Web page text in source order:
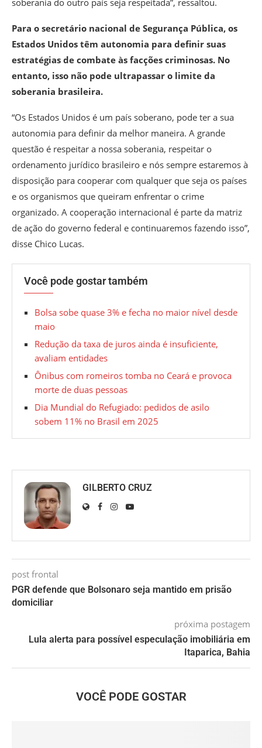
soberania do outro país seja respeitada”, ressaltou.
Para o secretário nacional de Segurança Pública, os
Estados Unidos têm autonomia para definir suas
estratégias de combate às facções criminosas. No
entanto, isso não pode ultrapassar o limite da
soberania brasileira.
“Os Estados Unidos é um país soberano, pode ter a sua
autonomia para definir da melhor maneira. A grande
questão é respeitar a nossa soberania, respeitar o
ordenamento jurídico brasileiro e nós sempre estaremos à
disposição para cooperar com qualquer que seja os países
e os organismos que queiram enfrentar o crime
organizado. A cooperação internacional é parte da matriz
de ação do governo federal e continuaremos fazendo isso”,
disse Chico Lucas.
Você pode gostar também
Bolsa sobe quase 3% e fecha no maior nível desde
maio
Redução da taxa de juros ainda é insuficiente,
avaliam entidades
Ônibus com romeiros tomba no Ceará e provoca
morte de duas pessoas
Dia Mundial do Refugiado: pedidos de asilo
sobem 11% no Brasil em 2025
GILBERTO CRUZ
post frontal
PGR defende que Bolsonaro seja mantido em prisão
domiciliar
próxima postagem
Lula alerta para possível especulação imobiliária em
Itaparica, Bahia
VOCÊ PODE GOSTAR